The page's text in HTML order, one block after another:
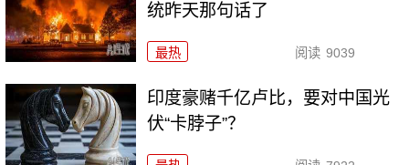
统昨天那句话了
最热 阅读 9039
印度豪赌千亿卢比，要对中国光
伏“卡脖子”？